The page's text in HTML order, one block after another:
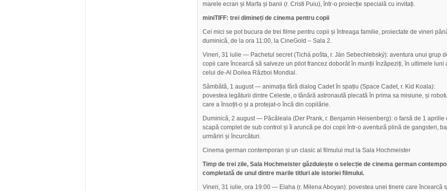
marele ecran și Marfa și banii (r. Cristi Puiu), într-o proiecție specială cu invitați.
miniTIFF: trei dimineți de cinema pentru copii
Cei mici se pot bucura de trei filme pentru copii și întreaga familie, proiectate de vineri
duminică, de la ora 11:00, la CineGold – Sala 2.
Vineri, 31 iulie — Pachetul secret (Tichá pošta, r. Ján Sebechlebský): aventura unui grup
copii care încearcă să salveze un pilot francez doborât în munții înzăpeziți, în ultimele luni
celui de-Al Doilea Război Mondial.
Sâmbătă, 1 august — animația fără dialog Cadet în spațiu (Space Cadet, r. Kid Koala):
povestea legăturii dintre Celeste, o tânără astronaută plecată în prima sa misiune, și
care a însoțit-o și a protejat-o încă din copilărie.
Duminică, 2 august — Păcăleala (Der Prank, r. Benjamin Heisenberg): o farsă de 1 aprilie
scapă complet de sub control și îi aruncă pe doi copii într-o aventură plină de gangsteri,
urmăriri și încurcături.
Cinema german contemporan și un clasic al filmului mut la Sala Hochmeister
Timp de trei zile, Sala Hochmeister găzduiește o selecție de cinema german
completată de unul dintre marile titluri ale istoriei filmului.
Vineri, 31 iulie, ora 19:00 — Elaha (r. Milena Aboyan): povestea unei tinere care încearcă